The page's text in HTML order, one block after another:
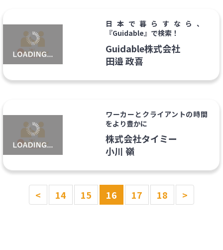
日本で暮らすなら、
『Guidable』で検索！
Guidable株式会社
田邉 政喜
ワーカーとクライアントの時間
をより豊かに
株式会社タイミー
小川 嶺
< 14 15 16 17 18 >